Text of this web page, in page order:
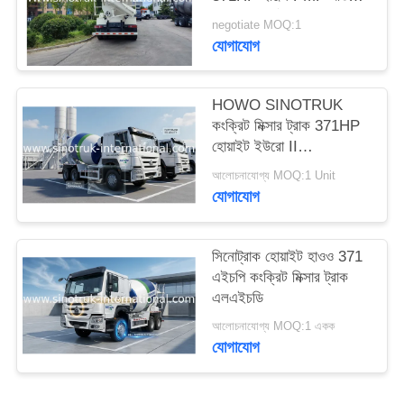
গোপনীয়তা
নীতি
হ্রাসকারী নির্মাণের জন্য
negotiate MOQ:1
যোগাযোগ
HOWO SINOTRUK
কংক্রিট মিক্সার ট্রাক 371HP
হোয়াইট ইউরো II
ZZ1257N3841W
আলোচনাযোগ্য MOQ:1 Unit
যোগাযোগ
সিনোট্রাক হোয়াইট হাওও 371
এইচপি কংক্রিট মিক্সার ট্রাক
এলএইচডি
আলোচনাযোগ্য MOQ:1 একক
যোগাযোগ